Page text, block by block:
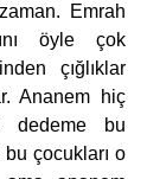
Emrah
öyle çok
çığlıklar
Ananem hiç
dedeme bu
çocukları o